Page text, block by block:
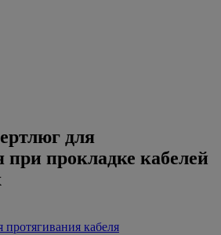
для
при прокладке кабелей
протягивания кабеля